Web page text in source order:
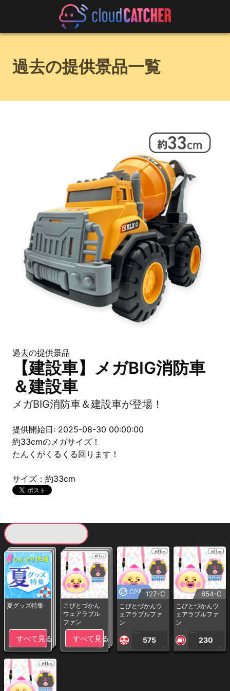
過去の提供景品一覧
過去の提供景品
【建設車】メガBIG消防車
＆建設車
メガBIG消防車＆建設車が登場！
提供開始日: 2025-08-30 00:00:00
約33cmのメガサイズ！
たんくがくるくる回ります！
サイズ：約33cm
夏グッズ特集
すべて見る
こびとづかん
ウェアラブル
ファン
すべて見る
CP専用127-C
こびとづかんウ
ェアラブルファ
ン
1PLAY
575
CP
654-C
こびとづかんウ
ェアラブルファ
ン
1PLAY
230
CP